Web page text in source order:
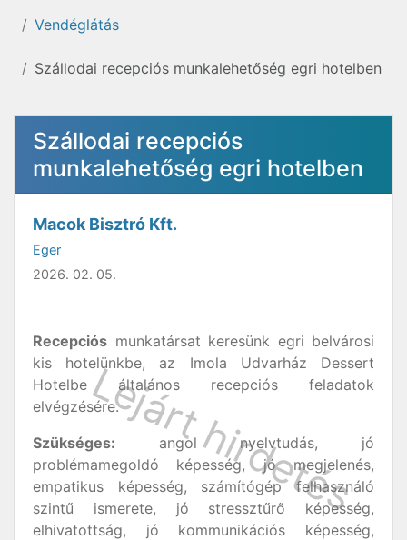
Vendéglátás
Szállodai recepciós munkalehetőség egri hotelben
Szállodai recepciós
munkalehetőség egri hotelben
Macok Bisztró Kft.
Eger
2026. 02. 05.
Recepciós munkatársat keresünk egri belvárosi
kis hotelünkbe, az Imola Udvarház Dessert
Hotelbe általános recepciós feladatok
elvégzésére.
Szükséges: angol nyelvtudás, jó
problémamegoldó képesség, jó megjelenés,
empatikus képesség, számítógép felhasználó
szintű ismerete, jó stressztűrő képesség,
elhivatottság, jó kommunikációs képesség,